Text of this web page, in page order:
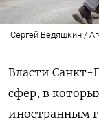
Сергей Ведяшкин /
Власти Санкт-
сфер, в
иностранным